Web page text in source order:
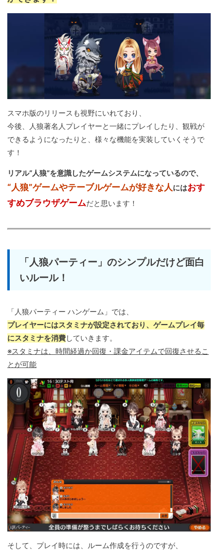
スマホ版のリリースも視野にいれており、
今後、人狼著名人プレイヤーと一緒にプレイしたり、観戦が
できるようになったりと、様々な機能を実装していくそうで
す！
リアル“人狼”を意識したゲームシステムになっているので、
“人狼”ゲームやテーブルゲームが好きな人にはおす
すめブラウザゲームだと思います！
「人狼パーティー」のシンプルだけど面白
いルール！
「人狼パーティー ハンゲーム」では、
プレイヤーにはスタミナが設定されており、ゲームプレイ毎
にスタミナを消費していきます。
※スタミナは、時間経過か回復・課金アイテムで回復させるこ
とが可能
そして、プレイ時には、ルーム作成を行うのですが、